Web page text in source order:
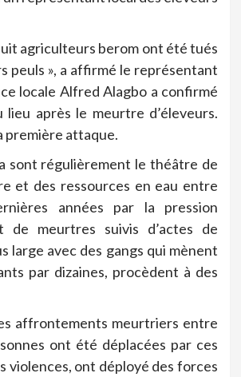
agriculteurs berom ont été tués
peuls », a affirmé le représentant
locale Alfred Alagbo a confirmé
après le meurtre d’éleveurs.
première attaque.
sont régulièrement le théâtre de
et des ressources en eau entre
années par la pression
de meurtres suivis d’actes de
large avec des gangs qui mènent
par dizaines, procèdent à des
affrontements meurtriers entre
ont été déplacées par ces
violences, ont déployé des forces